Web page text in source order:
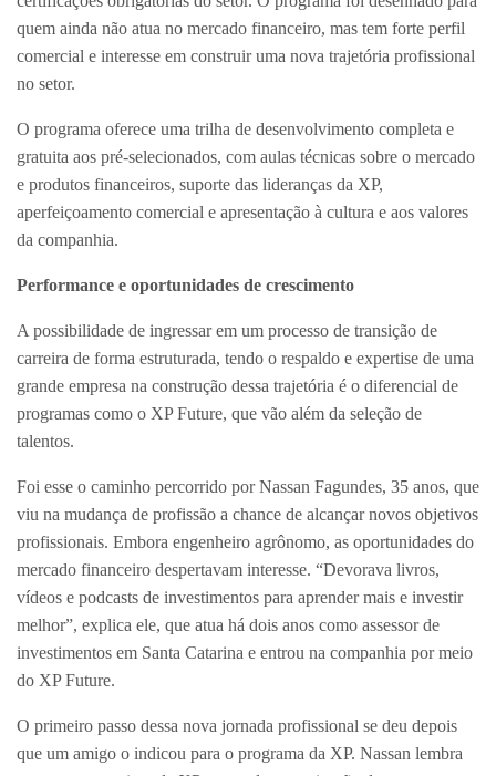
quem ainda não atua no mercado financeiro, mas tem forte perfil
comercial e interesse em construir uma nova trajetória profissional
no setor.
O programa oferece uma trilha de desenvolvimento completa e
gratuita aos pré-selecionados, com aulas técnicas sobre o mercado
e produtos financeiros, suporte das lideranças da XP,
aperfeiçoamento comercial e apresentação à cultura e aos valores
da companhia.
Performance e oportunidades de crescimento
A possibilidade de ingressar em um processo de transição de
carreira de forma estruturada, tendo o respaldo e expertise de uma
grande empresa na construção dessa trajetória é o diferencial de
programas como o XP Future, que vão além da seleção de
talentos.
Foi esse o caminho percorrido por Nassan Fagundes, 35 anos, que
viu na mudança de profissão a chance de alcançar novos objetivos
profissionais. Embora engenheiro agrônomo, as oportunidades do
mercado financeiro despertavam interesse. “Devorava livros,
vídeos e podcasts de investimentos para aprender mais e investir
melhor”, explica ele, que atua há dois anos como assessor de
investimentos em Santa Catarina e entrou na companhia por meio
do XP Future.
O primeiro passo dessa nova jornada profissional se deu depois
que um amigo o indicou para o programa da XP. Nassan lembra